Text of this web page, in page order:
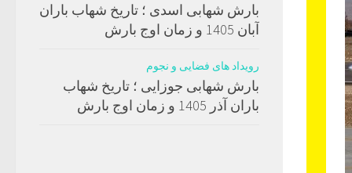
بارش شهابی اسدی ؛ تاریخ شهاب باران
آبان 1405 و زمان اوج بارش
رویداد های فضایی و نجوم
بارش شهابی جوزایی ؛ تاریخ شهاب
باران آذر 1405 و زمان اوج بارش